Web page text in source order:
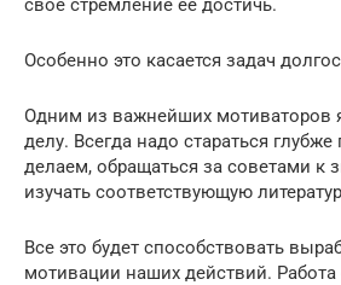
свое стремление ее достичь.
Особенно это касается задач
Одним из важнейших мотиваторов
делу. Всегда надо стараться
делаем, обращаться за советами
изучать соответствующую
Все это будет способствовать
мотивации наших действий. Работа